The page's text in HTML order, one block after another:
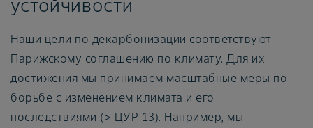
устойчивости
Наши цели по декарбонизации соответствуют
Парижскому соглашению по климату. Для их
достижения мы принимаем масштабные меры по
борьбе с изменением климата и его
последствиями (> ЦУР 13). Например, мы